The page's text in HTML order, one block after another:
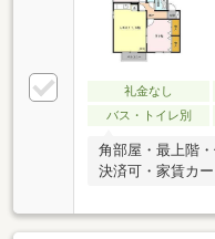
礼金なし
バス・トイレ別
角部屋・最上階
決済可・家賃カ